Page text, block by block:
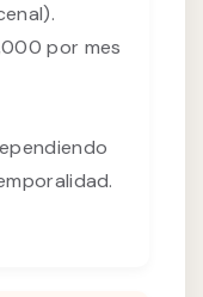
por mes